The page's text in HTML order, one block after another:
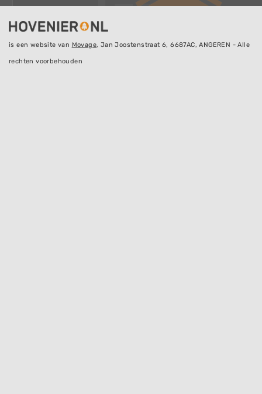
is een website van Movage, Jan Joostenstraat 6, 6687AC, ANGEREN - Alle
rechten voorbehouden